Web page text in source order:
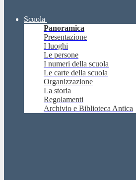
Scuola
Panoramica
Presentazione
I luoghi
Le persone
I numeri della scuola
Le carte della scuola
Organizzazione
La storia
Regolamenti
Archivio e Biblioteca Antica